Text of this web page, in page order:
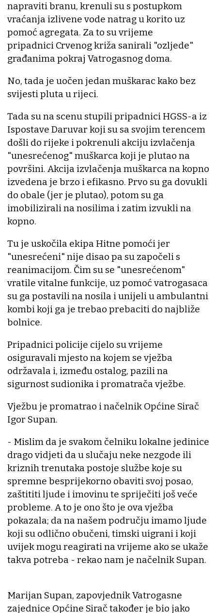
napraviti branu, krenuli su s postupkom
vraćanja izlivene vode natrag u korito uz
pomoć agregata. Za to su vrijeme
pripadnici Crvenog križa sanirali "ozljede"
građanima pokraj Vatrogasnog doma.
No, tada je uočen jedan muškarac kako bez
svijesti pluta u rijeci.
Tada su na scenu stupili pripadnici HGSS-a iz
Ispostave Daruvar koji su sa svojim terencem
došli do rijeke i pokrenuli akciju izvlačenja
"unesrećenog" muškarca koji je plutao na
površini. Akcija izvlačenja muškarca na kopno
izvedena je brzo i efikasno. Prvo su ga dovukli
do obale (jer je plutao), potom su ga
imobilizirali na nosilima i zatim izvukli na
kopno.
Tu je uskočila ekipa Hitne pomoći jer
"unesrećeni" nije disao pa su započeli s
reanimacijom. Čim su se "unesrećenom"
vratile vitalne funkcije, uz pomoć vatrogasaca
su ga postavili na nosila i unijeli u ambulantni
kombi koji ga je trebao prebaciti do najbliže
bolnice.
Pripadnici policije cijelo su vrijeme
osiguravali mjesto na kojem se vježba
održavala i, između ostalog, pazili na
sigurnost sudionika i promatrača vježbe.
Vježbu je promatrao i načelnik Općine Sirač
Igor Supan.
- Mislim da je svakom čelniku lokalne jedinice
drago vidjeti da u slučaju neke nezgode ili
kriznih trenutaka postoje službe koje su
spremne besprijekorno obaviti svoj posao,
zaštititi ljude i imovinu te spriječiti još veće
probleme. A to je ono što je ova vježba
pokazala; da na našem području imamo ljude
koji su odlično obučeni, timski uigrani i koji
uvijek mogu reagirati na vrijeme ako se ukaže
takva potreba - rekao nam je načelnik Supan.
Marijan Supan, zapovjednik Vatrogasne
zajednice Općine Sirač također je bio jako